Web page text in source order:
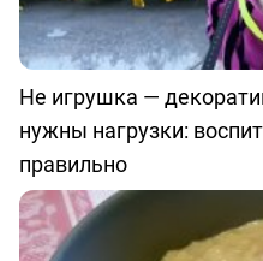
Не игрушка —
нужны нагрузки:
правильно